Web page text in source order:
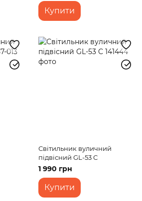
Купити
Світильник вуличний
підвісний GL-53 C
1 990 грн
Купити